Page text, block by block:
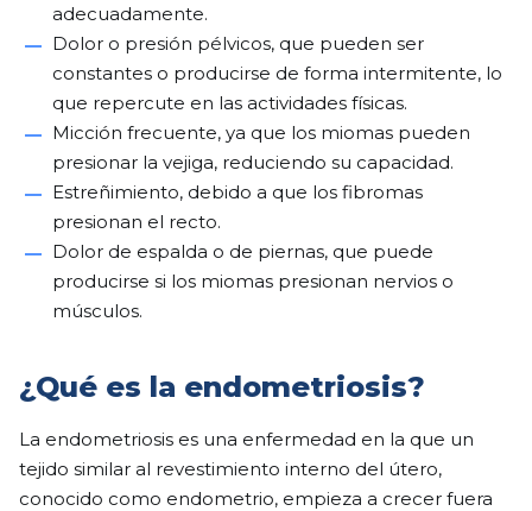
adecuadamente.
Dolor o presión pélvicos, que pueden ser
constantes o producirse de forma intermitente, lo
que repercute en las actividades físicas.
Micción frecuente, ya que los miomas pueden
presionar la vejiga, reduciendo su capacidad.
Estreñimiento, debido a que los fibromas
presionan el recto.
Dolor de espalda o de piernas, que puede
producirse si los miomas presionan nervios o
músculos.
¿Qué es la endometriosis?
La endometriosis es una enfermedad en la que un
tejido similar al revestimiento interno del útero,
conocido como endometrio, empieza a crecer fuera